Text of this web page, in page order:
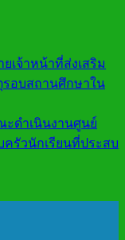
เจ้าหน้าที่ส่งเสริม
รอบสถานศึกษาใน
ดำเนินงานศูนย์
รัวนักเรียนที่ประสบ